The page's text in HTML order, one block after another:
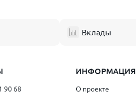
Вклады
90 68
ИНФОРМАЦИЯ
О проекте